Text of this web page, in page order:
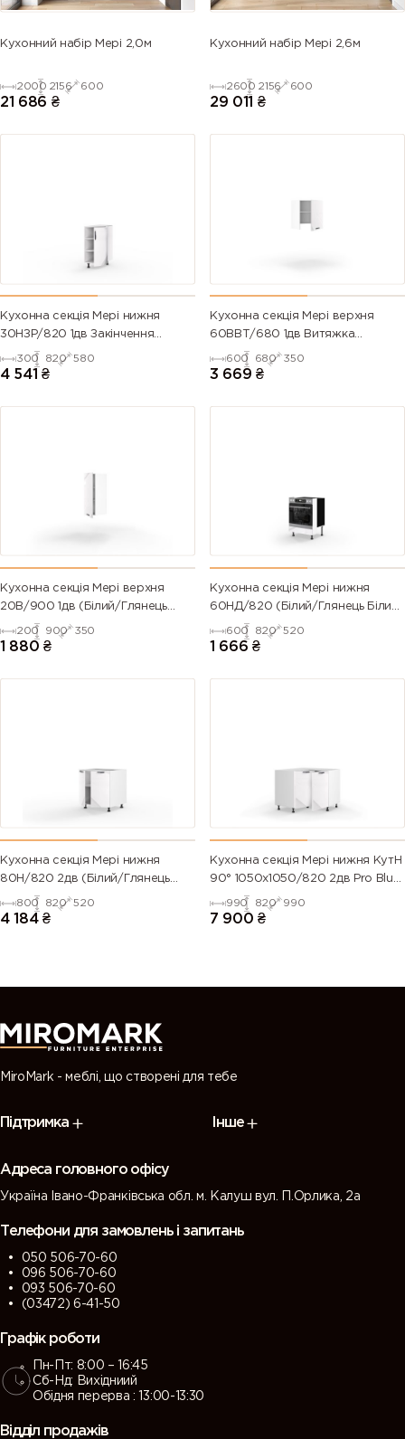
Кухонний набір Мері 2,0м
2000 2156 600
21 686 ₴
Кухонний набір Мері 2,6м
2600 2156 600
29 011 ₴
Кухонна секція Мері нижня
30НЗР/820 1дв Закінчення
Радіусне Pro Blum (Білий/
Глянець Білий 9003)
300 820 580
4 541 ₴
Кухонна секція Мері верхня
60ВВТ/680 1дв Витяжка
Телескоп Pro Blum Права
(Білий/Глянець Білий 9003)
600 680 350
3 669 ₴
Кухонна секція Мері верхня
20В/900 1дв (Білий/Глянець
Білий 9003)
200 900 350
1 880 ₴
Кухонна секція Мері нижня
60НД/820 (Білий/Глянець Білий
9003)
600 820 520
1 666 ₴
Кухонна секція Мері нижня
80Н/820 2дв (Білий/Глянець
Білий 9003)
800 820 520
4 184 ₴
Кухонна секція Мері нижня КутН
90° 1050х1050/820 2дв Pro Blum
(Білий/Глянець Білий 9003)
990 820 990
7 900 ₴
MiroMark - меблі, що створені для тебе
Підтримка Інше
Адреса головного офісу
Україна Івано-Франківська обл. м. Калуш вул. П.Орлика, 2а
Телефони для замовлень і запитань
050 506-70-60
096 506-70-60
093 506-70-60
(03472) 6-41-50
Графік роботи
Пн-Пт: 8:00 – 16:45
Сб-Нд: Вихідниий
Обідня перерва : 13:00-13:30
Відділ продажів